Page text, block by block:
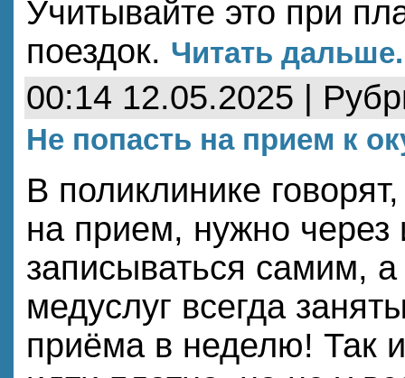
Учитывайте это при
поездок. Читать
00:14 12.05.2025 |
Не попасть на прием к
В поликлинике
на прием, нужно через
записываться самим, а
медуслуг всегда
приёма в неделю! Так